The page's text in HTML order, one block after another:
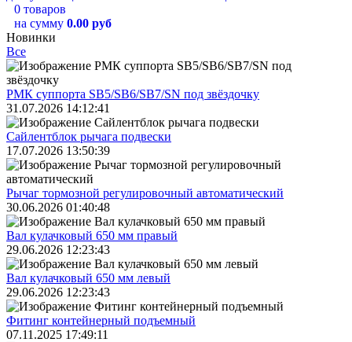
0 товаров
на сумму 0.00 руб
Новинки
Все
РМК суппорта SB5/SB6/SB7/SN под звёздочку
31.07.2026 14:12:41
Сайлентблок рычага подвески
17.07.2026 13:50:39
Рычаг тормозной регулировочный автоматический
30.06.2026 01:40:48
Вал кулачковый 650 мм правый
29.06.2026 12:23:43
Вал кулачковый 650 мм левый
29.06.2026 12:23:43
Фитинг контейнерный подъемный
07.11.2025 17:49:11